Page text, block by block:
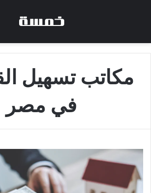
مكاتب تسهيل
في مصر